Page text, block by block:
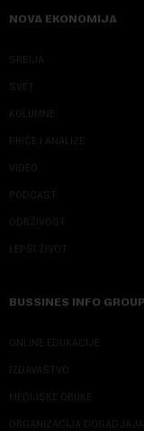
NOVA EKONOMIJA
SRBIJA
SVET
KOLUMNE
PRIČE I ANALIZE
VIDEO
PODCAST
ODRŽIVOST
LEPŠI ŽIVOT
BUSSINES INFO GROUP
ONLINE EDUKACIJE
IZDAVAŠTVO
MEDIJSKE OBUKE
ORGANIZACIJA DOGADJAJA